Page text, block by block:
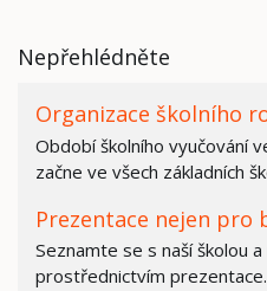
Nepřehlédněte
Organizace školního
Období školního vyučování
začne ve všech základních
Prezentace nejen pro
Seznamte se s naší školou
prostřednictvím prezentace.